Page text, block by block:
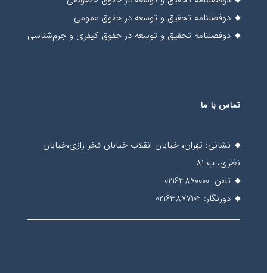
دوفصلنامه تحقیق و توسعه در حقوق عمومی
دوفصلنامه تحقیق و توسعه در حقوق کیفری و جرم‌شناسی
تماس با ما
نشانی: تهران، خیابان انقلاب خیابان فخر رازی،خیابان
نظری، پ 81
تلفن: 02163870000
دورنگار: 02163877102